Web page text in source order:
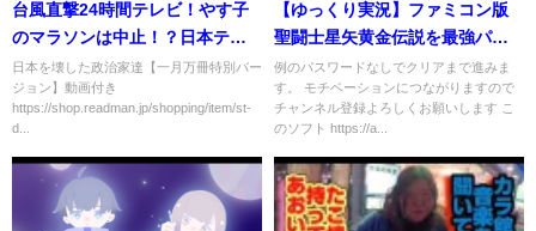
台風直撃24時間テレビ！やす子
のマラソンは中止！？日本テレ
ビに天罰。銭ゲバ番組を中止せ
よ。元博報堂作家本間龍さんと
一月万冊
日本を壊した政治家達【一月万冊特別バー
ジョン】動画付き
https://shop.readman.jp/shopping/item/st-
d...
【ゆっくり実況】ファミコン版
聖闘士星矢黄金伝説を最強パス
なしで完全攻略
例のパスワードなしでクリアまで進みま
す。 モチベーションにつながりますので
チャンネル登録よろしくお願いします こ
のソフト https://a...